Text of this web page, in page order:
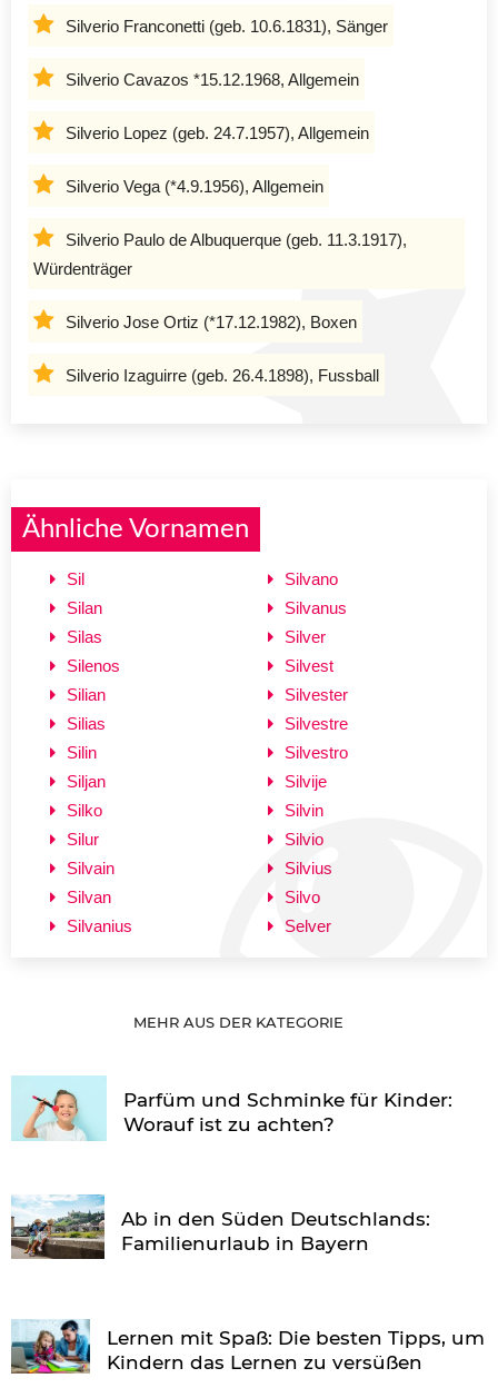
Silverio Franconetti (geb. 10.6.1831), Sänger
Silverio Cavazos *15.12.1968, Allgemein
Silverio Lopez (geb. 24.7.1957), Allgemein
Silverio Vega (*4.9.1956), Allgemein
Silverio Paulo de Albuquerque (geb. 11.3.1917),
Würdenträger
Silverio Jose Ortiz (*17.12.1982), Boxen
Silverio Izaguirre (geb. 26.4.1898), Fussball
Ähnliche Vornamen
Sil
Silan
Silas
Silenos
Silian
Silias
Silin
Siljan
Silko
Silur
Silvain
Silvan
Silvanius
Silvano
Silvanus
Silver
Silvest
Silvester
Silvestre
Silvestro
Silvije
Silvin
Silvio
Silvius
Silvo
Selver
MEHR AUS DER KATEGORIE
Parfüm und Schminke für Kinder:
Worauf ist zu achten?
Ab in den Süden Deutschlands:
Familienurlaub in Bayern
Lernen mit Spaß: Die besten Tipps, um
Kindern das Lernen zu versüßen